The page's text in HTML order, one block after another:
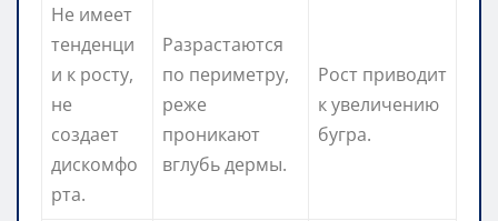
Не имеет
тенденци
и к росту,
не
создает
дискомфо
рта.
Разрастаются
по периметру,
реже
проникают
вглубь дермы.
Рост приводит
к увеличению
бугра.